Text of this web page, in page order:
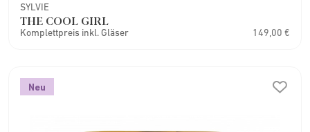
SYLVIE
THE COOL GIRL
Komplettpreis inkl. Gläser 149,00 €
Neu